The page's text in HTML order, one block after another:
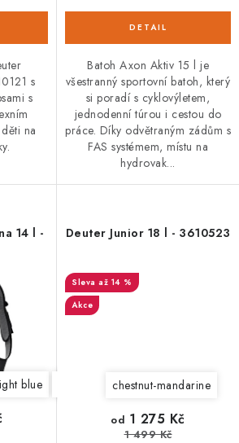
s
s
na
Batoh Axon Aktiv 15 l je
všestranný sportovní batoh, který
si poradí s cyklovýletem,
jednodenní túrou i cestou do
práce. Díky odvětraným zádům s
FAS systémem, místu na
hydrovak...
14 l -
blue teal grey afterglow
Deuter Junior 18 l - 3610523
až 14 %
Akce
chestnut-mandarine
od 1 275 Kč
1 499 Kč